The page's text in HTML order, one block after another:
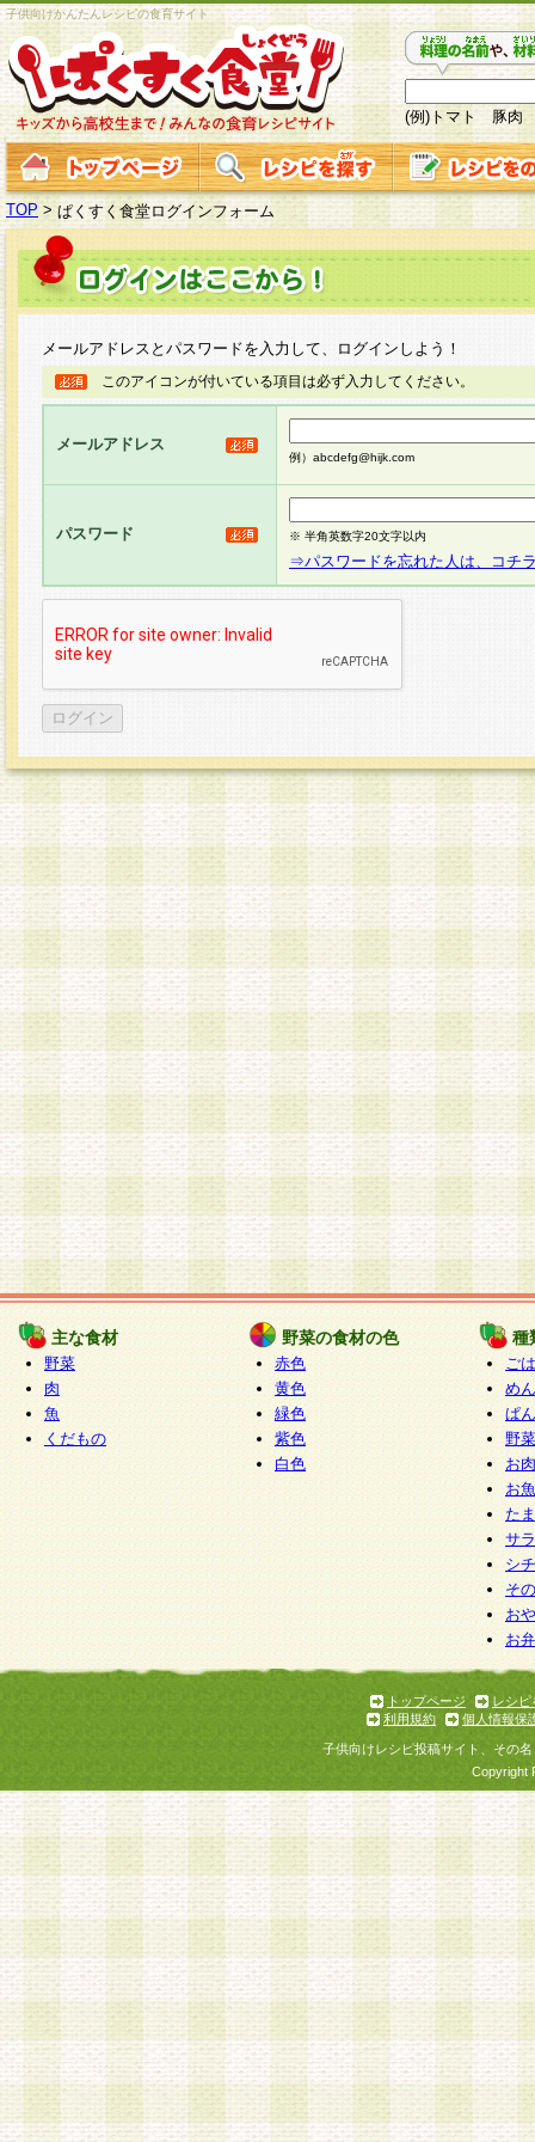
子供向けかんたんレシピの食育サイト
(例)トマト 豚肉
TOP > ぱくすく食堂ログインフォーム
メールアドレスとパスワードを入力して、ログインしよう！
このアイコンが付いている項目は必ず入力してください。
メールアドレス
例）abcdefg@hijk.com
パスワード ※ 半角英数字20文字以内
⇒パスワードを忘れた人は、コチ
主な食材
野菜
肉
魚
くだもの
野菜の食材の色
赤色
黄色
緑色
紫色
白色
種
ご
めん
ぱん
野
お
お
た
サ
シ
そ
お
お
トップページ
レシピ
利用規約
個人情報保
子供向けレシピ投稿サイト、その
Copyright